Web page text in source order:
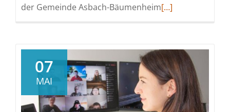
der Gemeinde Asbach-BäumenheimRead
Beruf
angekommen,
viele
Freunde
[…]
07
MAI